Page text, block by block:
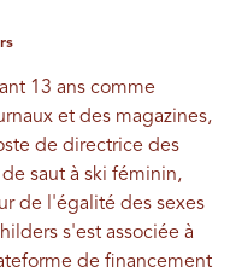
13 ans comme
et des magazines,
de directrice des
saut à ski féminin,
de l'égalité des sexes
s'est associée à
de financement